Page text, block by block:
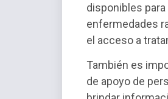
disponibles
enfermedades
el acceso a
También es
de apoyo de